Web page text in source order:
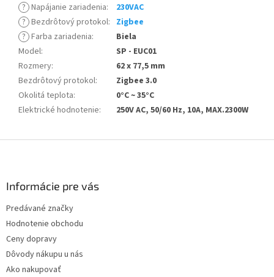
? Napájanie zariadenia:
230VAC
? Bezdrôtový protokol: Zigbee
? Farba zariadenia:
Biela
Model:
SP - EUC01
Rozmery:
62 x 77,5 mm
Bezdrôtový protokol:
Zigbee 3.0
Okolitá teplota:
0°C ~ 35°C
Elektrické hodnotenie: 250V AC, 50/60 Hz, 10A, MAX.2300W
Informácie pre vás
Predávané značky
Hodnotenie obchodu
Ceny dopravy
Dôvody nákupu u nás
Ako nakupovať